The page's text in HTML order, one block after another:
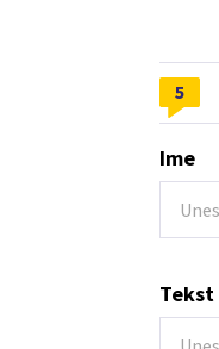
5
Ime
Tekst